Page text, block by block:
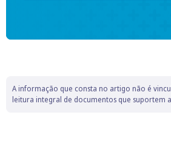
A informação que consta no artigo não é
leitura integral de documentos que suportem